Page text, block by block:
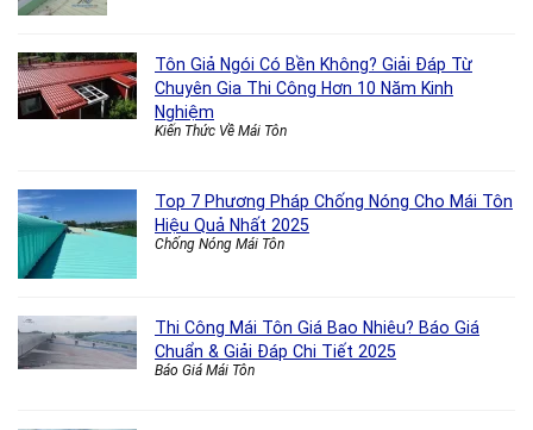
Tôn Giả Ngói Có Bền Không? Giải Đáp Từ
Chuyên Gia Thi Công Hơn 10 Năm Kinh
Nghiệm
Kiến Thức Về Mái Tôn
Top 7 Phương Pháp Chống Nóng Cho Mái Tôn
Hiệu Quả Nhất 2025
Chống Nóng Mái Tôn
Thi Công Mái Tôn Giá Bao Nhiêu? Báo Giá
Chuẩn & Giải Đáp Chi Tiết 2025
Báo Giá Mái Tôn